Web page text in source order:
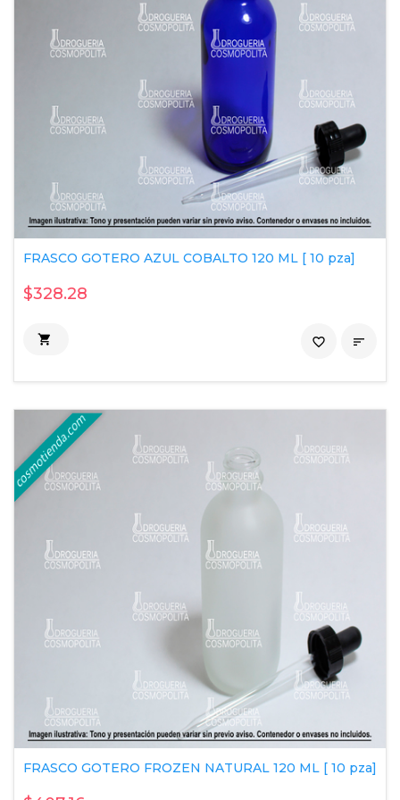
FRASCO GOTERO AZUL COBALTO 120 ML [ 10 pza]
$328.28
 
favorite_border
FRASCO GOTERO FROZEN NATURAL 120 ML [ 10 pza]